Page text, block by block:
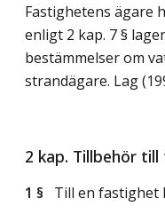
Fastighetens ägare
enligt 2 kap. 7 §
bestämmelser om
strandägare. Lag
2 kap. Tillbehör
1 § Till en fastighet